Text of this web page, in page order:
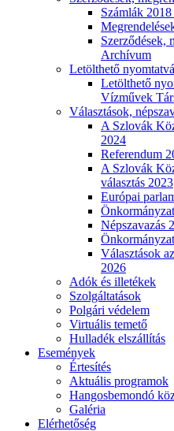
Számlák
Szerződések,
Archívum
Letölthető
Letölthető
Vízművek
Választások,
A Szlovák
2024
Referendum
A Szlovák
választás 2023
Európai
Népszavazás
Választások
2026
Adók és illetékek
Szolgáltatások
Polgári védelem
Virtuális temető
Hulladék elszállítás
Események
Értesítés
Aktuális programok
Hangosbemondó
Galéria
Elérhetőség